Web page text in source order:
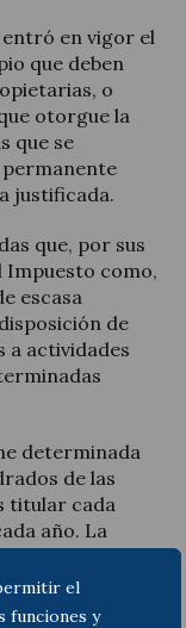
el
funciones y
en vigor el
que deben
o
otorgue la
que se
justificada.
que, por sus
Impuesto como,
escasa
de
a actividades
determinada
de las
titular cada
año. La
sobre
que
metro